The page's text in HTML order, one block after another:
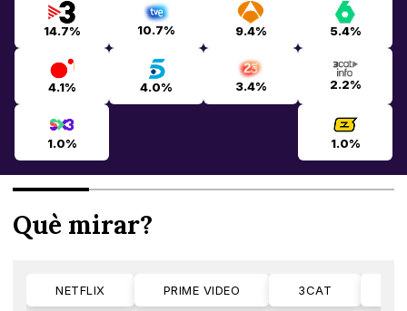
14.7% 10.7% 9.4% 5.4%
4.1% 4.0% 3.4% 2.2%
1.0% 1.0%
Què mirar?
NETFLIX PRIME VIDEO 3CAT